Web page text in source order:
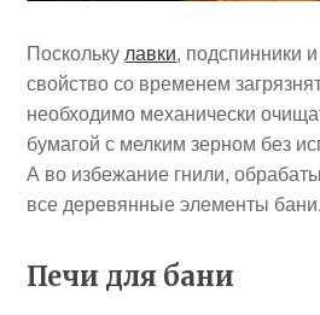
Посколькулавки, подспинники
свойство со временем
необходимо механически
бумагой с мелким зерном без
А во избежание гнили,
все деревянные элементы бани.
Печи для бани